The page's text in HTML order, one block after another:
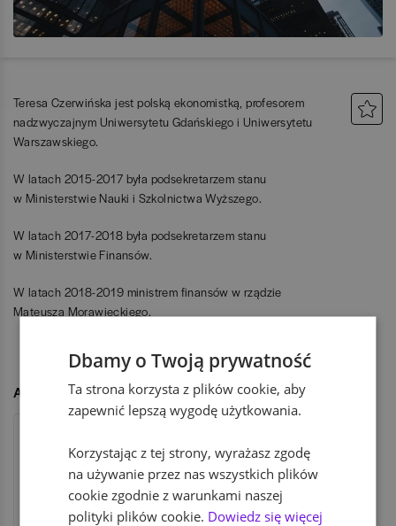
Teresa Czerwińska jest polską ekonomistką, profesorem
nadzwyczajnym Uniwersytetu Gdańskiego i Uniwersytetu
Warszawskiego.
W latach 2015-2017 była podsekretarzem stanu
w Ministerstwie Nauki i Szkolnictwa Wyższego.
W latach 2017-2018 była podsekretarzem stanu
w Ministerstwie Finansów.
W latach 2018-2019 ministrem finansów w rządzie
Mateusza Morawieckiego.
UDOSTĘPNIJ
Autor
Redakcja KarierawFinansach.pl
Dbamy o Twoją prywatność
Ta strona korzysta z plików cookie, aby
zapewnić lepszą wygodę użytkowania.
Korzystając z tej strony, wyrażasz zgodę
na używanie przez nas wszystkich plików
cookie zgodnie z warunkami naszej
polityki plików cookie. Dowiedz się więcej